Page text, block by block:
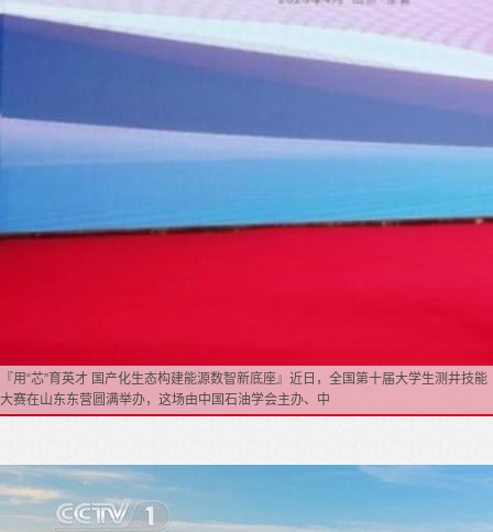
『用“芯”育英才 国产化生态构建能源数智新底座』近日，全国第十届大学生测井技能
大赛在山东东营圆满举办，这场由中国石油学会主办、中